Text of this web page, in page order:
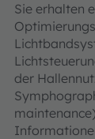
Sie erhalten
der